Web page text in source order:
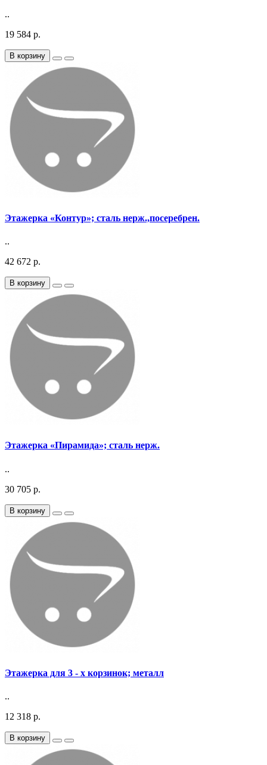
..
19 584 р.
В корзину
Этажерка «Контур»; сталь нерж.,посеребрен.
..
42 672 р.
В корзину
Этажерка «Пирамида»; сталь нерж.
..
30 705 р.
В корзину
Этажерка для 3 - х корзинок; металл
..
12 318 р.
В корзину